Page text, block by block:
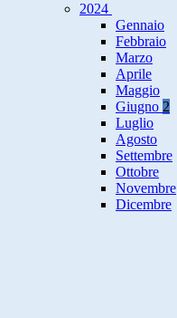
2024
Gennaio
Febbraio
Marzo
Aprile
Maggio
Giugno 2
Luglio
Agosto
Settembre
Ottobre
Novembre
Dicembre